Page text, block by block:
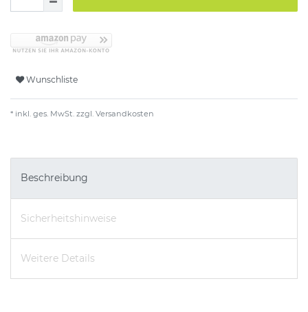
Wunschliste
* inkl. ges. MwSt. zzgl. Versandkosten
Beschreibung
Sicherheitshinweise
Weitere Details